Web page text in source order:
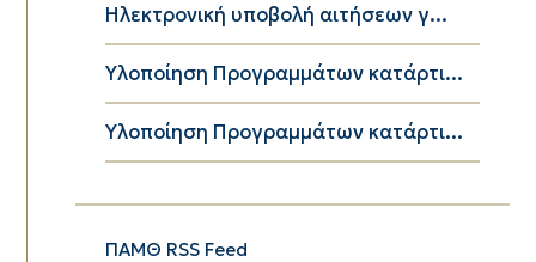
Ηλεκτρονική υποβολή αιτήσεων γ...
Υλοποίηση Προγραμμάτων κατάρτι...
Υλοποίηση Προγραμμάτων κατάρτι...
ΠΑΜΘ RSS Feed